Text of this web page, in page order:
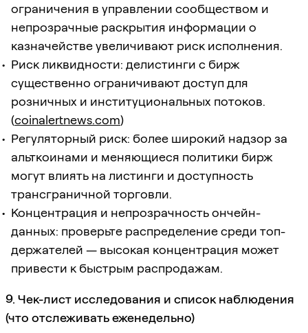
ограничения в управлении сообществом и
непрозрачные раскрытия информации о
казначействе увеличивают риск исполнения.
Риск ликвидности: делистинги с бирж
существенно ограничивают доступ для
розничных и институциональных потоков.
(coinalertnews.com)
Регуляторный риск: более широкий надзор за
альткоинами и меняющиеся политики бирж
могут влиять на листинги и доступность
трансграничной торговли.
Концентрация и непрозрачность ончейн-
данных: проверьте распределение среди топ-
держателей — высокая концентрация может
привести к быстрым распродажам.
9. Чек-лист исследования и список наблюдения
(что отслеживать еженедельно)